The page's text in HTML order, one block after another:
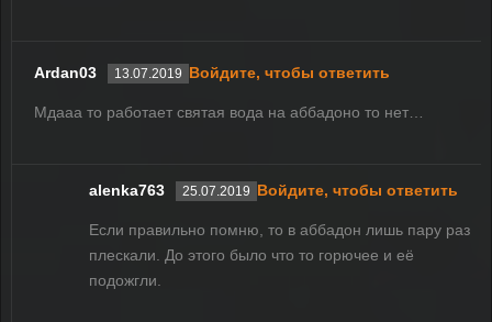
Ardan03 13.07.2019 Войдите, чтобы ответить
Мдааа то работает святая вода на аббадоно то нет…
alenka763 25.07.2019 Войдите, чтобы ответить
Если правильно помню, то в аббадон лишь пару раз
плескали. До этого было что то горючее и её
подожгли.